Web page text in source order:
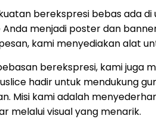
berekspresi bebas ada
menjadi poster dan
kami menyediakan alat
berekspresi, kami juga
hadir untuk mendukung
Misi kami adalah
melalui visual yang menarik.